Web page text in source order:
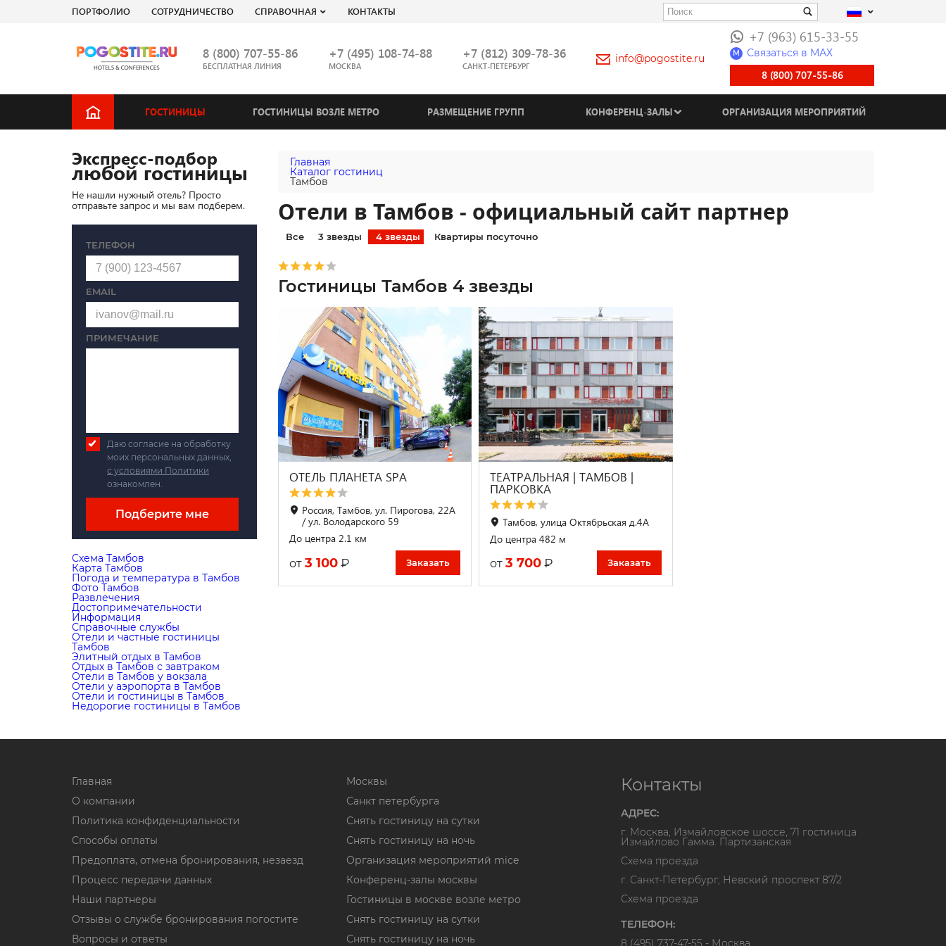
ПОРТФОЛИО СОТРУДНИЧЕСТВО СПРАВОЧНАЯ КОНТАКТЫ
8 (800) 707-55-86
БЕСПЛАТНАЯ ЛИНИЯ
+7 (495) 108-74-88
МОСКВА
+7 (812) 309-78-36
САНКТ-ПЕТЕРБУРГ
info@pogostite.ru
+7 (963) 615-33-55
M Связаться в МАХ
8 (800) 707-55-86
ГОСТИНИЦЫ ГОСТИНИЦЫ ВОЗЛЕ МЕТРО РАЗМЕЩЕНИЕ ГРУПП КОНФЕРЕНЦ-ЗАЛЫ ОРГАНИЗАЦИЯ МЕРОПРИЯТИЙ
Главная
Каталог гостиниц
Тамбов
Отели в Тамбов - официальный сайт партнер
Все 3 звезды 4 звезды Квартиры посуточно
Гостиницы Тамбов 4 звезды
ОТЕЛЬ ПЛАНЕТА SPA
Россия, Тамбов, ул. Пирогова, 22А
/ ул. Володарского 59
До центра 2.1 км
от 3 100 ₽ Заказать
ТЕАТРАЛЬНАЯ | ТАМБОВ |
ПАРКОВКА
Тамбов, улица Октябрьская д.4А
До центра 482 м
от3 700 ₽ Заказать
Экспресс-подбор
любой гостиницы
Не нашли нужный отель? Просто
отправьте запрос и мы вам подберем.
ТЕЛЕФОН
EMAIL
ПРИМЕЧАНИЕ
Даю согласие на обработку
моих персональных данных,
с условиями Политики
ознакомлен.
Подберите мне
Схема Тамбов
Карта Тамбов
Погода и температура в Тамбов
Фото Тамбов
Развлечения
Достопримечательности
Информация
Справочные службы
Отели и частные гостиницы
Тамбов
Элитный отдых в Тамбов
Отдых в Тамбов с завтраком
Отели в Тамбов у вокзала
Отели у аэропорта в Тамбов
Отели и гостиницы в Тамбов
Недорогие гостиницы в Тамбов
Главная
О компании
Политика конфиденциальности
Способы оплаты
Предоплата, отмена бронирования, незаезд
Процесс передачи данных
Наши партнеры
Отзывы о службе бронирования погостите
Вопросы и ответы
Москвы
Санкт петербурга
Снять гостиницу на сутки
Снять гостиницу на ночь
Организация мероприятий mice
Конференц-залы москвы
Гостиницы в москве возле метро
Снять гостиницу на сутки
Снять гостиницу на ночь
Контакты
АДРЕС:
г. Москва, Измайловское шоссе, 71 гостиница
Измайлово Гамма. Партизанская
Схема проезда
г. Санкт-Петербург, Невский проспект 87/2
Схема проезда
ТЕЛЕФОН:
8 (495) 737-47-55 - Москва